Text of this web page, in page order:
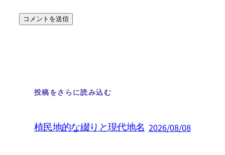
投稿をさらに読み込む
植民地的な綴りと現代地名 2026/08/08